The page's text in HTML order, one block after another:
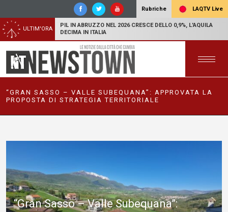
Rubriche LAQTV Live
ULTIM'ORA
PIL IN ABRUZZO NEL 2026 CRESCE DELLO 0,9%, L'AQUILA
DECIMA IN ITALIA
“GRAN SASSO – VALLE SUBEQUANA”: APPROVATA LA
PROPOSTA DI STRATEGIA TERRITORIALE
“Gran Sasso – Valle Subequana”: